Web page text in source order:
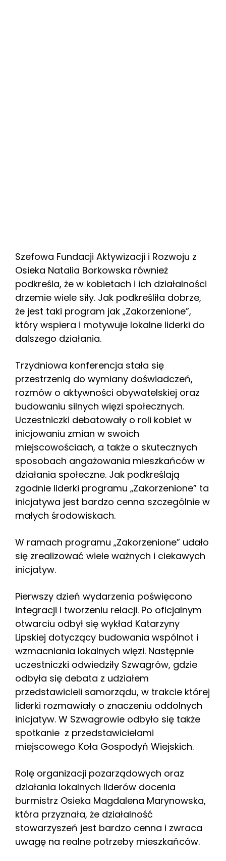
Szefowa Fundacji Aktywizacji i Rozwoju z
Osieka Natalia Borkowska również
podkreśla, że w kobietach i ich działalności
drzemie wiele siły. Jak podkreśliła dobrze,
że jest taki program jak „Zakorzenione”,
który wspiera i motywuje lokalne liderki do
dalszego działania.
Trzydniowa konferencja stała się
przestrzenią do wymiany doświadczeń,
rozmów o aktywności obywatelskiej oraz
budowaniu silnych więzi społecznych.
Uczestniczki debatowały o roli kobiet w
inicjowaniu zmian w swoich
miejscowościach, a także o skutecznych
sposobach angażowania mieszkańców w
działania społeczne. Jak podkreślają
zgodnie liderki programu „Zakorzenione” ta
inicjatywa jest bardzo cenna szczególnie w
małych środowiskach.
W ramach programu „Zakorzenione” udało
się zrealizować wiele ważnych i ciekawych
inicjatyw.
Pierwszy dzień wydarzenia poświęcono
integracji i tworzeniu relacji. Po oficjalnym
otwarciu odbył się wykład Katarzyny
Lipskiej dotyczący budowania wspólnot i
wzmacniania lokalnych więzi. Następnie
uczestniczki odwiedziły Szwagrów, gdzie
odbyła się debata z udziałem
przedstawicieli samorządu, w trakcie której
liderki rozmawiały o znaczeniu oddolnych
inicjatyw. W Szwagrowie odbyło się także
spotkanie z przedstawicielami
miejscowego Koła Gospodyń Wiejskich.
Rolę organizacji pozarządowych oraz
działania lokalnych liderów docenia
burmistrz Osieka Magdalena Marynowska,
która przyznała, że działalność
stowarzyszeń jest bardzo cenna i zwraca
uwagę na realne potrzeby mieszkańców.